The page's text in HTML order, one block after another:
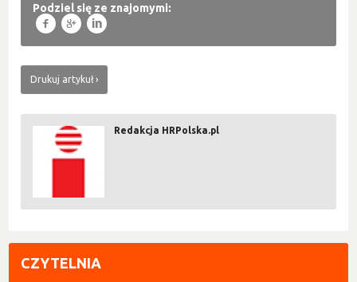
Podziel się ze znajomymi:
f g l
Drukuj artykuł
Redakcja HRPolska.pl
CZYTELNIA